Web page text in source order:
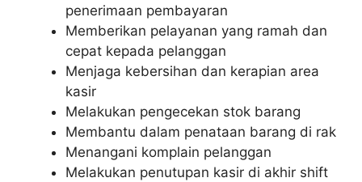
penerimaan pembayaran
Memberikan pelayanan yang ramah dan
cepat kepada pelanggan
Menjaga kebersihan dan kerapian area
kasir
Melakukan pengecekan stok barang
Membantu dalam penataan barang di rak
Menangani komplain pelanggan
Melakukan penutupan kasir di akhir shift